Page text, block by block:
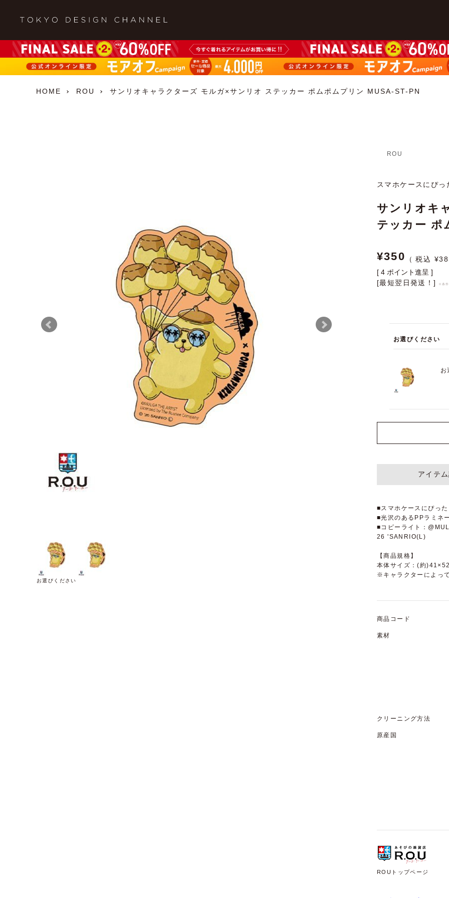
HOME ROU サンリオキャラクターズ モルガ×サンリオ ステッカー ポムポムプリン MUSA-ST-PN
お選びください
ROU
スマホケースにぴ
サンリオキ
テッカー ポ
¥350 ¥
[ 4 ポイント進呈 ]
[最短翌日発送！]
※条
お選びください
お
アイテ
■スマホケースにぴっ
■光沢のあるPPラミネ
■コピーライト：
26 'SANRIO(L)
【商品規格】
本体サイズ：(約
※キャラクターによっ
商品コード
素材
クリーニング方法
原産国
ROUトップページ